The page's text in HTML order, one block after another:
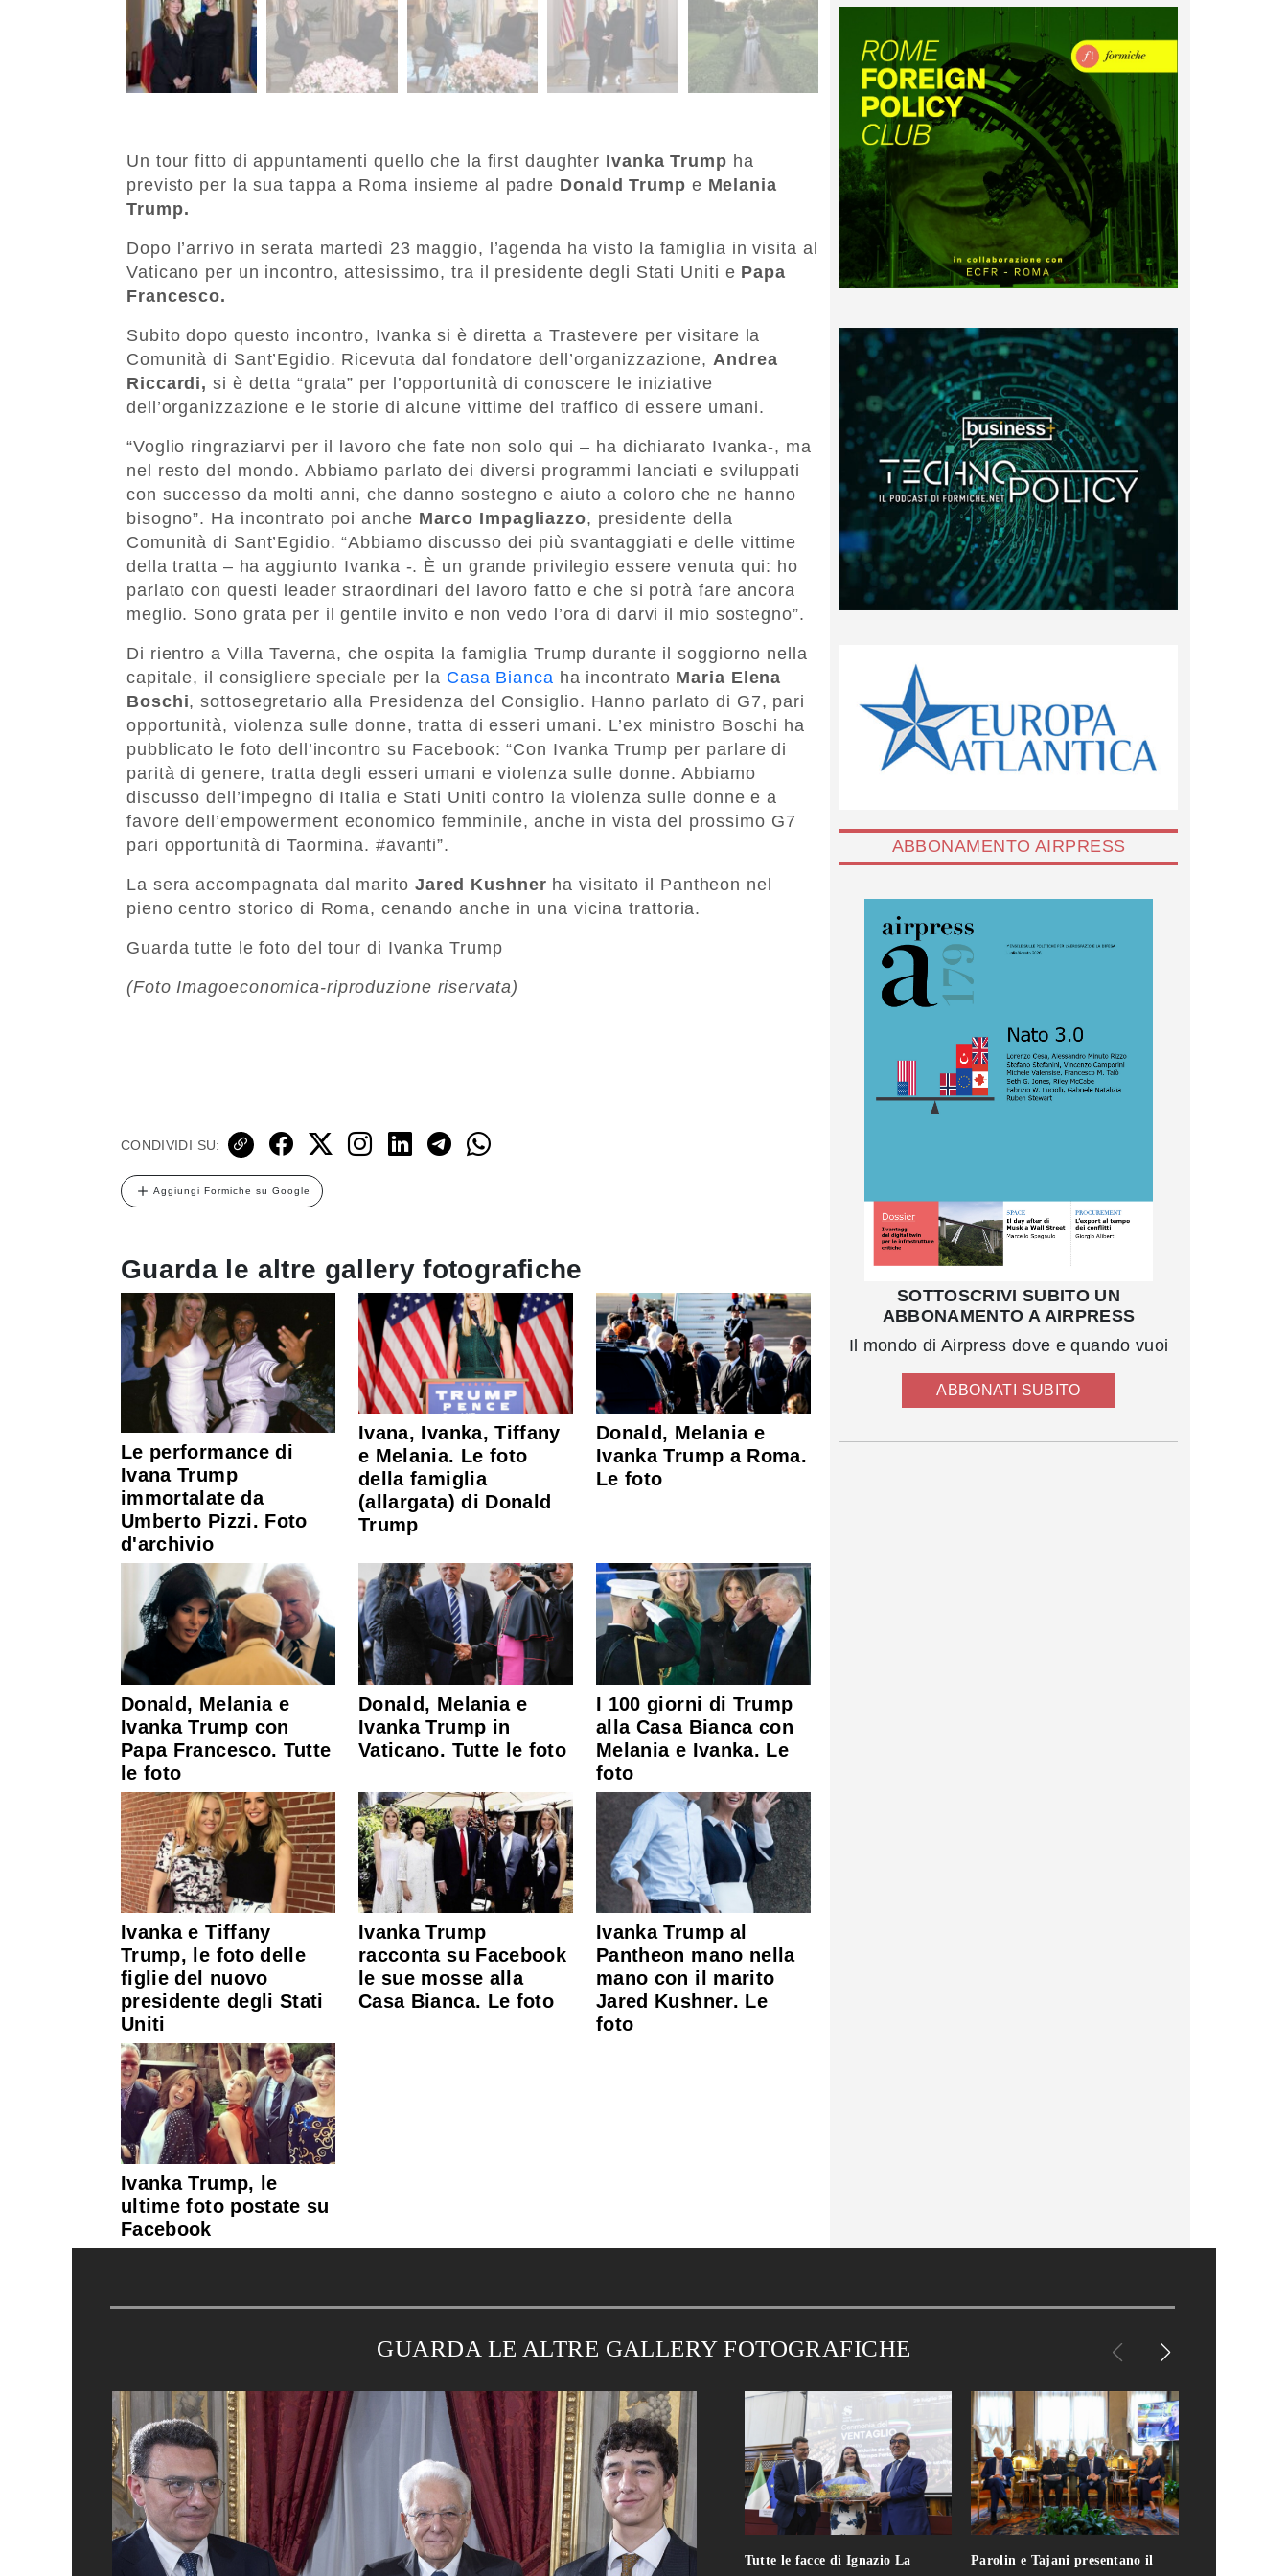
Un tour fitto di appuntamenti quello che la first daughter Ivanka Trump ha
previsto per la sua tappa a Roma insieme al padre Donald Trump e Melania
Trump.
Dopo l’arrivo in serata martedì 23 maggio, l’agenda ha visto la famiglia in visita al
Vaticano per un incontro, attesissimo, tra il presidente degli Stati Uniti e Papa
Francesco.
Subito dopo questo incontro, Ivanka si è diretta a Trastevere per visitare la
Comunità di Sant’Egidio. Ricevuta dal fondatore dell’organizzazione, Andrea
Riccardi,si è detta “grata” per l’opportunità di conoscere le iniziative
dell’organizzazione e le storie di alcune vittime del traffico di essere umani.
“Voglio ringraziarvi per il lavoro che fate non solo qui – ha dichiarato Ivanka-, ma
nel resto del mondo. Abbiamo parlato dei diversi programmi lanciati e sviluppati
con successo da molti anni, che danno sostegno e aiuto a coloro che ne hanno
bisogno”. Ha incontrato poi anche Marco Impagliazzo, presidente della
Comunità di Sant’Egidio. “Abbiamo discusso dei più svantaggiati e delle vittime
della tratta – ha aggiunto Ivanka -. È un grande privilegio essere venuta qui: ho
parlato con questi leader straordinari del lavoro fatto e che si potrà fare ancora
meglio. Sono grata per il gentile invito e non vedo l’ora di darvi il mio sostegno”.
Di rientro a Villa Taverna, che ospita la famiglia Trump durante il soggiorno nella
capitale, il consigliere speciale per la Casa Bianca ha incontrato Maria Elena
Boschi, sottosegretario alla Presidenza del Consiglio. Hanno parlato di G7, pari
opportunità, violenza sulle donne, tratta di esseri umani. L’ex ministro Boschi ha
pubblicato le foto dell’incontro su Facebook: “Con Ivanka Trump per parlare di
parità di genere, tratta degli esseri umani e violenza sulle donne. Abbiamo
discusso dell’impegno di Italia e Stati Uniti contro la violenza sulle donne e a
favore dell’empowerment economico femminile, anche in vista del prossimo G7
pari opportunità di Taormina. #avanti”.
La sera accompagnata dal marito Jared Kushner ha visitato il Pantheon nel
pieno centro storico di Roma, cenando anche in una vicina trattoria.
Guarda tutte le foto del tour di Ivanka Trump
(Foto Imagoeconomica-riproduzione riservata)
CONDIVIDI SU:
Aggiungi Formiche su Google
Guarda le altre gallery fotografiche
Le performance di
Ivana Trump
immortalate da
Umberto Pizzi. Foto
d'archivio
Ivana, Ivanka, Tiffany
e Melania. Le foto
della famiglia
(allargata) di Donald
Trump
Donald, Melania e
Ivanka Trump a Roma.
Le foto
Donald, Melania e
Ivanka Trump con
Papa Francesco. Tutte
le foto
Donald, Melania e
Ivanka Trump in
Vaticano. Tutte le foto
I 100 giorni di Trump
alla Casa Bianca con
Melania e Ivanka. Le
foto
Ivanka e Tiffany
Trump, le foto delle
figlie del nuovo
presidente degli Stati
Uniti
Ivanka Trump
racconta su Facebook
le sue mosse alla
Casa Bianca. Le foto
Ivanka Trump al
Pantheon mano nella
mano con il marito
Jared Kushner. Le
foto
Ivanka Trump, le
ultime foto postate su
Facebook
ABBONAMENTO AIRPRESS
SOTTOSCRIVI SUBITO UN
ABBONAMENTO A AIRPRESS
Il mondo di Airpress dove e quando vuoi
ABBONATI SUBITO
GUARDA LE ALTRE GALLERY FOTOGRAFICHE
Tutte le facce di Ignazio La
Parolin e Tajani presentano il